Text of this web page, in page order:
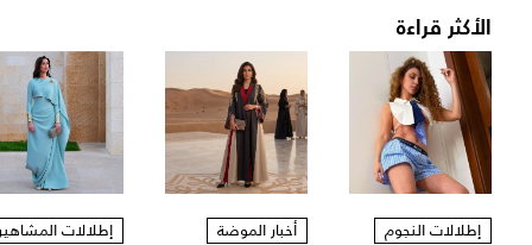
الأكثر قراءة
إطلالات النجوم أخبار الموضة إطلالات